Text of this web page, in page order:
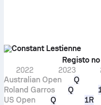
Constant Lestienne
Registo
2022
2023
Australian Open
Q
Roland Garros
Q
US Open
Q 1R